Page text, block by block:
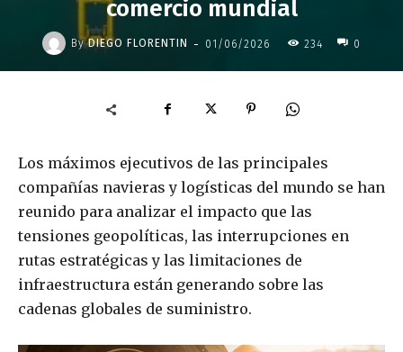
comercio mundial
By DIEGO FLORENTIN - 01/06/2026 234 0
Los máximos ejecutivos de las principales
compañías navieras y logísticas del mundo se han
reunido para analizar el impacto que las
tensiones geopolíticas, las interrupciones en
rutas estratégicas y las limitaciones de
infraestructura están generando sobre las
cadenas globales de suministro.